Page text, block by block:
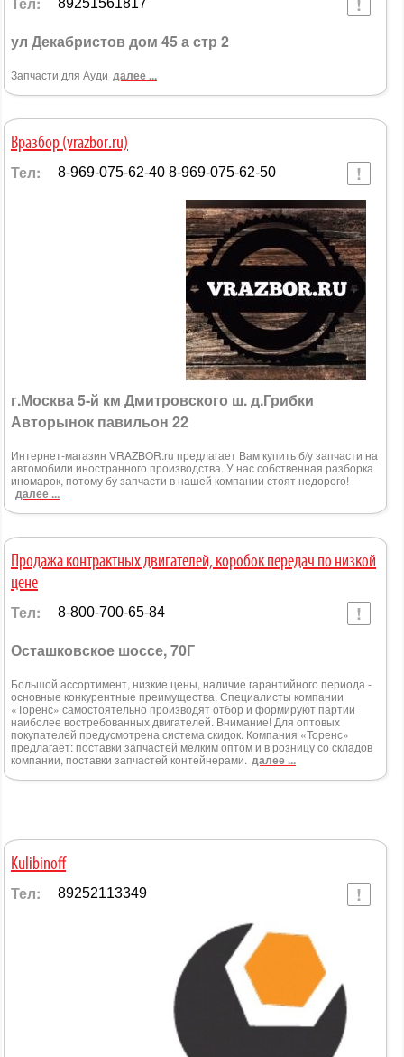
89251561817
ул Декабристов дом 45 а стр 2
Запчасти для Ауди далее ...
Вразбор (vrazbor.ru)
Тел: 8-969-075-62-40 8-969-075-62-50
г.Москва 5-й км Дмитровского ш. д.Грибки
Авторынок павильон 22
Интернет-магазин VRAZBOR.ru предлагает Вам купить б/у запчасти на
автомобили иностранного производства. У нас собственная разборка
иномарок, потому бу запчасти в нашей компании стоят недорого!
далее ...
Продажа контрактных двигателей, коробок передач по низкой
цене
Тел: 8-800-700-65-84
Осташковское шоссе, 70Г
Большой ассортимент, низкие цены, наличие гарантийного периода -
основные конкурентные преимущества. Специалисты компании
«Торенс» самостоятельно производят отбор и формируют партии
наиболее востребованных двигателей. Внимание! Для оптовых
покупателей предусмотрена система скидок. Компания «Торенс»
предлагает: поставки запчастей мелким оптом и в розницу со складов
компании, поставки запчастей контейнерами. далее ...
Kulibinoff
Тел: 89252113349